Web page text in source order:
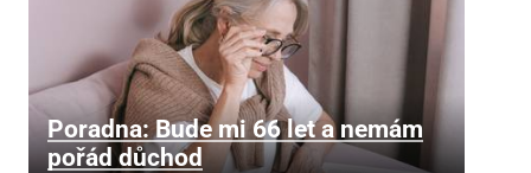
Poradna: Bude mi 66 let a nemám
pořád důchod